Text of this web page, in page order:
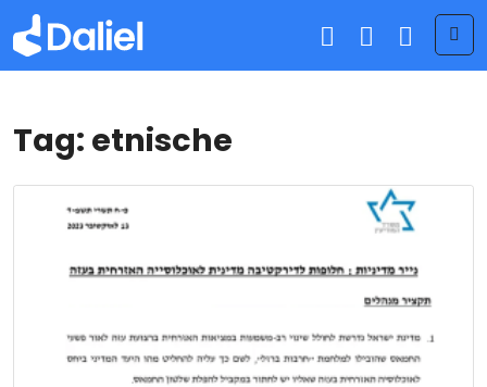
Tag: etnische